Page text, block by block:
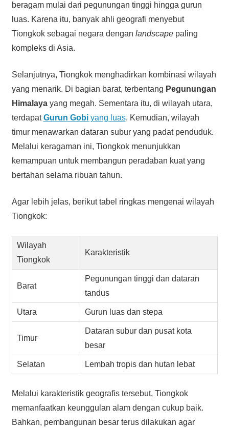
beragam mulai dari pegunungan tinggi hingga gurun
luas. Karena itu, banyak ahli geografi menyebut
Tiongkok sebagai negara dengan landscapepaling
kompleks di Asia.
Selanjutnya, Tiongkok menghadirkan kombinasi wilayah
yang menarik. Di bagian barat, terbentang Pegunungan
Himalayayang megah. Sementara itu, di wilayah utara,
terdapatGurun Gobiyang luas. Kemudian, wilayah
timur menawarkan dataran subur yang padat penduduk.
Melalui keragaman ini, Tiongkok menunjukkan
kemampuan untuk membangun peradaban kuat yang
bertahan selama ribuan tahun.
Agar lebih jelas, berikut tabel ringkas mengenai wilayah
Tiongkok:
Wilayah
Tiongkok
Karakteristik
Barat
Pegunungan tinggi dan dataran
tandus
Utara Gurun luas dan stepa
Timur
Dataran subur dan pusat kota
besar
Selatan Lembah tropis dan hutan lebat
Melalui karakteristik geografis tersebut, Tiongkok
memanfaatkan keunggulan alam dengan cukup baik.
Bahkan, pembangunan besar terus dilakukan agar